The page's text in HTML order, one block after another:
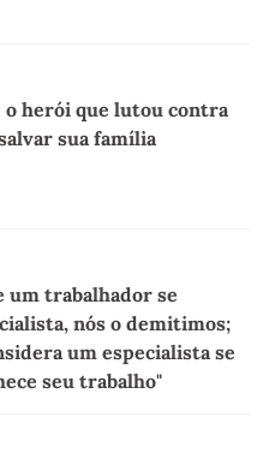
o herói que lutou contra
sua família
um trabalhador se
nós o demitimos;
um especialista se
seu trabalho"